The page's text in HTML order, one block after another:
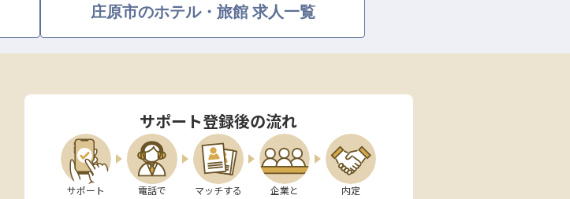
庄原市のホテル・旅館 求人一覧
サポート登録後の流れ
サポート
電話で
マッチする
企業と
内定